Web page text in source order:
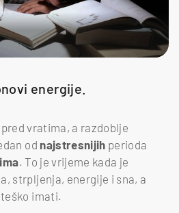
energije.
pred vratima, a razdoblje
od najstresnijih perioda
. To je vrijeme kada je
strpljenja, energije i sna, a
imati.